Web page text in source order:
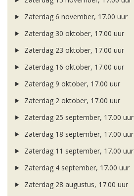
Zaterdag 6 november, 17.00 uur
Zaterdag 30 oktober, 17.00 uur
Zaterdag 23 oktober, 17.00 uur
Zaterdag 16 oktober, 17.00 uur
Zaterdag 9 oktober, 17.00 uur
Zaterdag 2 oktober, 17.00 uur
Zaterdag 25 september, 17.00 uur
Zaterdag 18 september, 17.00 uur
Zaterdag 11 september, 17.00 uur
Zaterdag 4 september, 17.00 uur
Zaterdag 28 augustus, 17.00 uur